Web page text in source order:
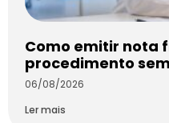
Como emitir nota
procedimento
06/08/2026
Ler mais